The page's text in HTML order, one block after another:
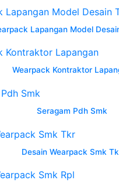
Lapangan Model
Wearpack Kontraktor
Seragam Pdh Smk
Desain Wearpack Smk